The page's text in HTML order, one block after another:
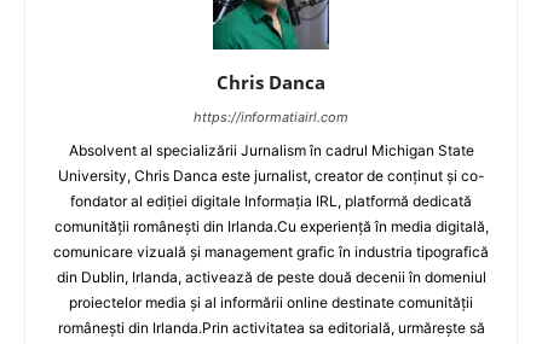
Chris Danca
https://informatiairl.com
Absolvent al specializării Jurnalism în cadrul Michigan State
University, Chris Danca este jurnalist, creator de conținut și co-
fondator al ediției digitale Informația IRL, platformă dedicată
comunității românești din Irlanda.Cu experiență în media digitală,
comunicare vizuală și management grafic în industria tipografică
din Dublin, Irlanda, activează de peste două decenii în domeniul
proiectelor media și al informării online destinate comunității
românești din Irlanda.Prin activitatea sa editorială, urmărește să